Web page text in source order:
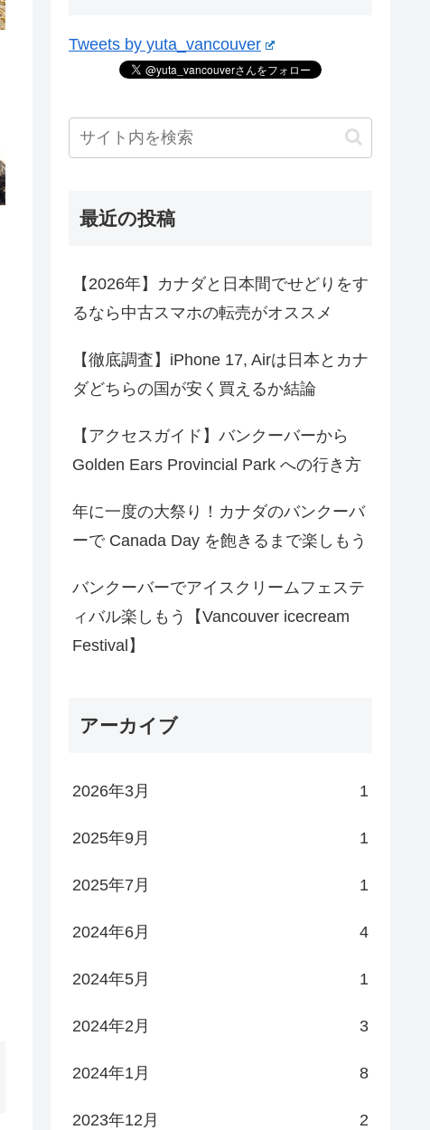
Tweets by yuta_vancouver
最近の投稿
【2026年】カナダと日本間でせどりをす
るなら中古スマホの転売がオススメ
【徹底調査】iPhone 17, Airは日本とカナ
ダどちらの国が安く買えるか結論
【アクセスガイド】バンクーバーから
Golden Ears Provincial Park への行き方
年に一度の大祭り！カナダのバンクーバ
ーで Canada Day を飽きるまで楽しもう
バンクーバーでアイスクリームフェステ
ィバル楽しもう【Vancouver icecream
Festival】
アーカイブ
2026年3月 1
2025年9月 1
2025年7月 1
2024年6月 4
2024年5月 1
2024年2月 3
2024年1月 8
2023年12月 2